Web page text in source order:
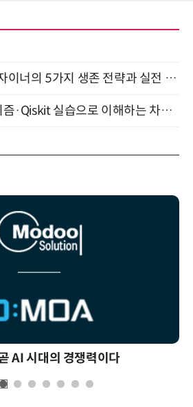
AI × Design : UX디자이너의 5가지 생존 전략과 실전 대응 8월 28일 개최
“큐비트·양자 알고리즘·Qiskit 실습으로 이해하는 차세대 컴퓨팅” (8/28)
AI 시대의 경쟁력이다